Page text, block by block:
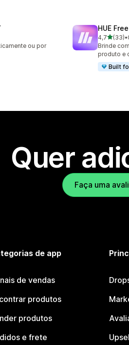
ou por
HUE
4,7de 5(33)
33 •
Brinde
produto e
Built
Quer
Faça uma
de app
de vendas
produtos
produtos
e frete